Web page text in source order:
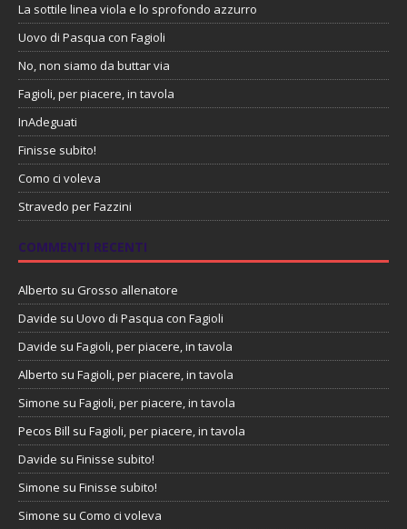
La sottile linea viola e lo sprofondo azzurro
Uovo di Pasqua con Fagioli
No, non siamo da buttar via
Fagioli, per piacere, in tavola
InAdeguati
Finisse subito!
Como ci voleva
Stravedo per Fazzini
COMMENTI RECENTI
Alberto su Grosso allenatore
Davide su Uovo di Pasqua con Fagioli
Davide su Fagioli, per piacere, in tavola
Alberto su Fagioli, per piacere, in tavola
Simone su Fagioli, per piacere, in tavola
Pecos Bill su Fagioli, per piacere, in tavola
Davide su Finisse subito!
Simone su Finisse subito!
Simone su Como ci voleva